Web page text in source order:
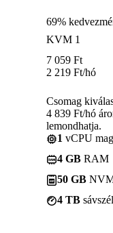
69%
KVM 1
7 059 Ft
2 219 Ft/hó
Csomag
4 839 Ft/hó
lemondhatja.
1 vCPU mag
4 GB RAM
50 GB
4 TB